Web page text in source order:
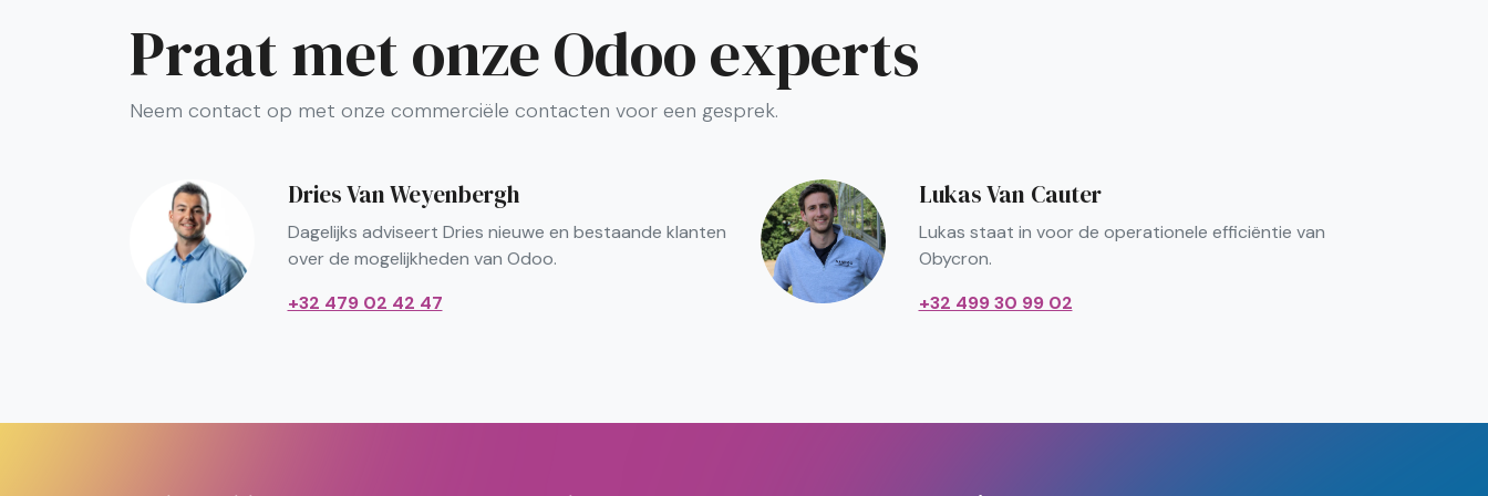
Praat met onze Odoo experts
Neem contact op met onze commerciële contacten voor een gesprek.
Dries Van Weyenbergh
Dagelijks adviseert Dries nieuwe en bestaande klanten
over de mogelijkheden van Odoo.
+32 479 02 42 47
Lukas Van Cauter
Lukas staat in voor de operationele efficiëntie van
Obycron.
+32 499 30 99 02